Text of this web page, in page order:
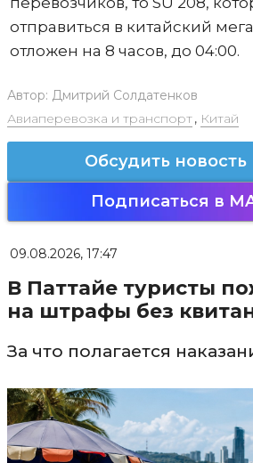
отправиться в китайский
отложен на 8 часов, до 04:00.
Автор: Дмитрий Солдатенков
Авиаперевозка и транспорт, Китай
Обсудить новость
Подписаться в
09.08.2026, 17:47
В Паттайе туристы
на штрафы без
За что полагается